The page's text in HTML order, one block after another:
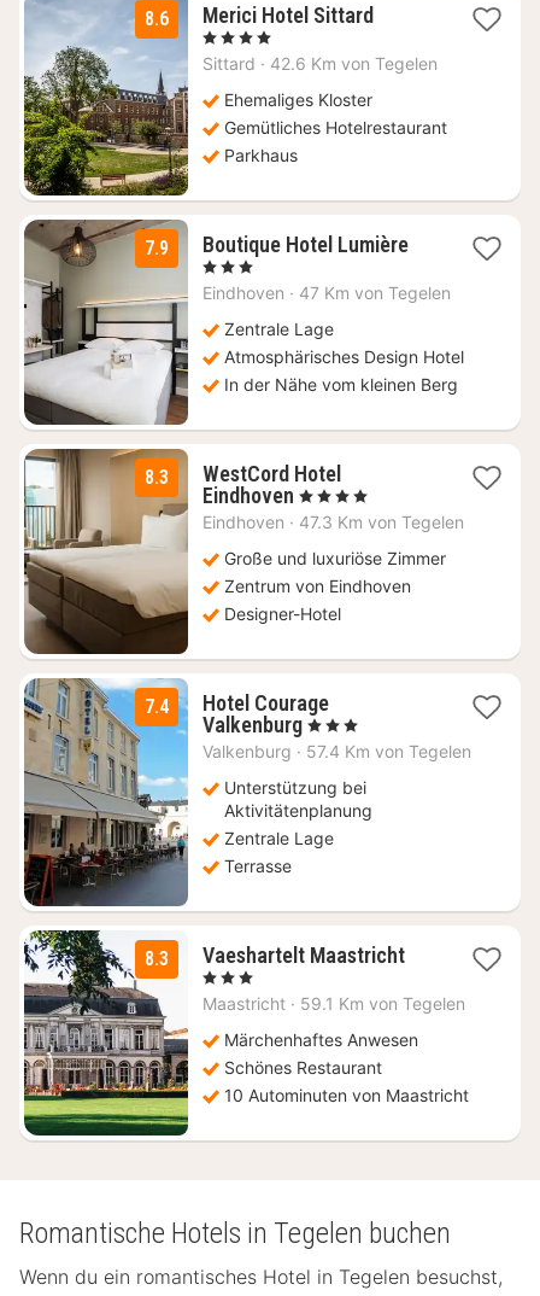
8.6 Merici Hotel Sittard1
ab
109
€
, 4 Sterne
Sittard · 42.6 Km von Tegelen
Ehemaliges Kloster
Gemütliches Hotelrestaurant
Parkhaus
7.9 Boutique Hotel Lumière1
ab
110
, 3 Sterne
Eindhoven · 47 Km von Tegelen
Zentrale Lage
Atmosphärisches Design Hotel
In der Nähe vom kleinen Berg
8.3
WestCord Hotel
Eindhoven 1
Nacht
109,62
€
, 4 Sterne
Eindhoven · 47.3 Km von Tegelen
Große und luxuriöse Zimmer
Zentrum von Eindhoven
Designer-Hotel
7.4
Hotel Courage
Valkenburg1
Nacht
88,49
€
, 3 Sterne
Valkenburg · 57.4 Km von Tegelen
Unterstützung bei
Aktivitätenplanung
Zentrale Lage
Terrasse
8.3 Vaeshartelt Maastricht1
ab
72
€
, 3 Sterne
Maastricht · 59.1 Km von Tegelen
Märchenhaftes Anwesen
Schönes Restaurant
10 Autominuten von Maastricht
Romantische Hotels in Tegelen buchen
Wenn du ein romantisches Hotel in Tegelen besuchst,